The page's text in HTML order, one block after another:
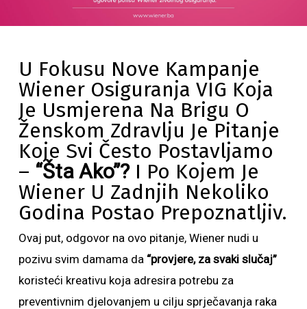
U Fokusu Nove Kampanje
Wiener Osiguranja VIG Koja
Je Usmjerena Na Brigu O
Ženskom Zdravlju Je Pitanje
Koje Svi Često Postavljamo
– “Šta Ako”?I Po Kojem Je
Wiener U Zadnjih Nekoliko
Godina Postao Prepoznatljiv.
Ovaj put, odgovor na ovo pitanje, Wiener nudi u
pozivu svim damama da “provjere, za svaki slučaj”
koristeći kreativu koja adresira potrebu za
preventivnim djelovanjem u cilju sprječavanja raka